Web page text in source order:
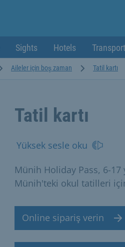
Sights Hotels
Aileler için boş zaman Tatil kartı
Tatil kartı
Yüksek sesle oku
Münih Holiday Pass, 6-17
Münih'teki okul tatilleri
Online sipariş verin